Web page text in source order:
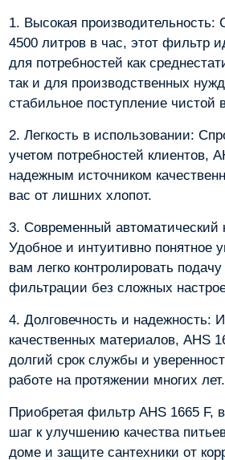
1. Высокая
4500 литров в час, этот фильтр
для потребностей как
так и для производственных
стабильное поступление чистой
2. Легкость в использовании:
учетом потребностей клиентов,
надежным источником
вас от лишних хлопот.
3. Современный автоматический
Удобное и интуитивно понятное
вам легко контролировать
фильтрации без сложных
4. Долговечность и надежность:
качественных материалов, AHS
долгий срок службы и
работе на протяжении многих лет.
Приобретая фильтр AHS 1665 F,
шаг к улучшению качества
доме и защите сантехники от